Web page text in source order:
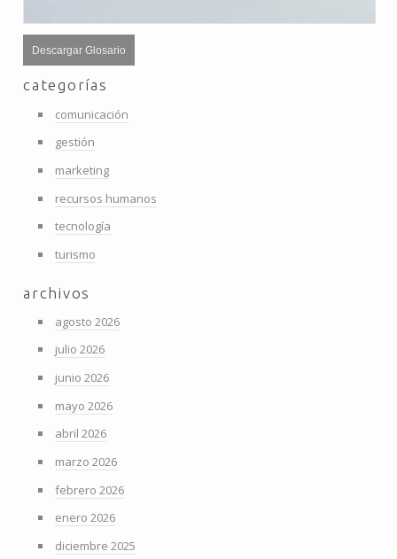
Descargar Glosario
categorías
comunicación
gestión
marketing
recursos humanos
tecnología
turismo
archivos
agosto 2026
julio 2026
junio 2026
mayo 2026
abril 2026
marzo 2026
febrero 2026
enero 2026
diciembre 2025